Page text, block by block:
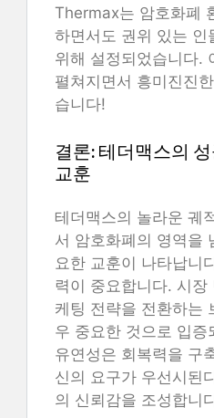
Thermax는 암호화폐
하면서도 권위 있는 인
위해 설정되었습니다.
펼쳐지면서 흥미진진
습니다!
결론: 테더맥스의
교훈
테더맥스의 놀라운 궤
서 암호화폐의 영역을
요한 교훈이 나타납니
력이 중요합니다. 시
케팅 전략을 전환하는
우 중요한 것으로 입
유연성은 회복력을 구
신의 요구가 우선시된
의 신뢰감을 조성합니